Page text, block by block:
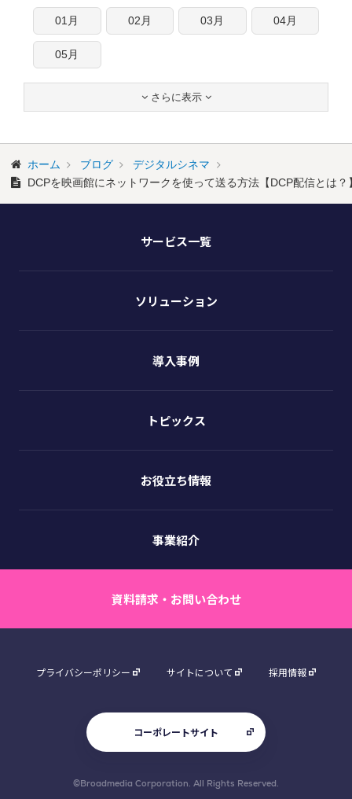
01月 02月 03月 04月
05月
さらに表示 
ホーム ブログ
デジタルシネマ
DCPを映画館にネットワークを使って送る方法【DCP配信とは？
サービス一覧
ソリューション
導入事例
トピックス
お役立ち情報
事業紹介
資料請求・お問い合わせ
プライバシーポリシー サイトについて 採用情報
コーポレートサイト
©Broadmedia Corporation. All Rights Reserved.